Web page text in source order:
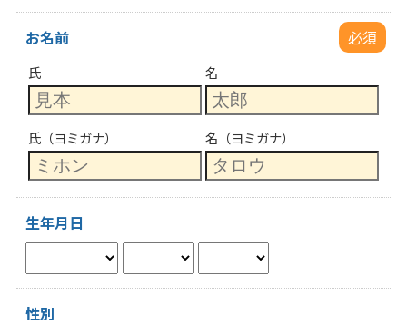
お名前 必須
氏 名
氏（ヨミガナ） 名（ヨミガナ）
生年月日
性別